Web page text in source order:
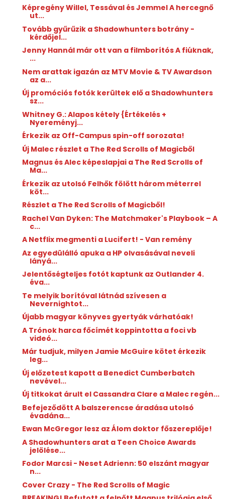
Képregény Willel, Tessával és Jemmel A hercegnő
ut...
Tovább gyűrűzik a Shadowhunters botrány -
kérdőjel...
Jenny Hannál már ott van a filmborítós A fiúknak,
...
Nem arattak igazán az MTV Movie & TV Awardson
az a...
Új promóciós fotók kerültek elő a Shadowhunters
sz...
Whitney G.: Alapos ​kétely {Értékelés +
Nyereményj...
Érkezik az Off-Campus spin-off sorozata!
Új Malec részlet a The Red Scrolls of Magicből
Magnus és Alec képeslapjai a The Red Scrolls of
Ma...
Érkezik az utolsó Felhők fölött három méterrel
köt...
Részlet a The Red Scrolls of Magicből!
Rachel Van Dyken: The ​Matchmaker's Playbook – A
c...
A Netflix megmenti a Lucifert! - Van remény
Az egyedülálló apuka a HP olvasásával neveli
lányá...
Jelentőségteljes fotót kaptunk az Outlander 4.
éva...
Te melyik borítóval látnád szívesen a
Nevernightot...
Újabb magyar könyves gyertyák várhatóak!
A Trónok harca főcímét koppintotta a foci vb
videó...
Már tudjuk, milyen Jamie McGuire kötet érkezik
leg...
Új előzetest kapott a Benedict Cumberbatch
nevével...
Új titkokat árult el Cassandra Clare a Malec regén...
Befejeződött A balszerencse áradása utolsó
évadána...
Ewan McGregor lesz az Álom doktor főszereplője!
A Shadowhunters arat a Teen Choice Awards
jelölése...
Fodor Marcsi - Neset Adrienn: 50 ​elszánt magyar
n...
Cover Crazy - The Red Scrolls of Magic